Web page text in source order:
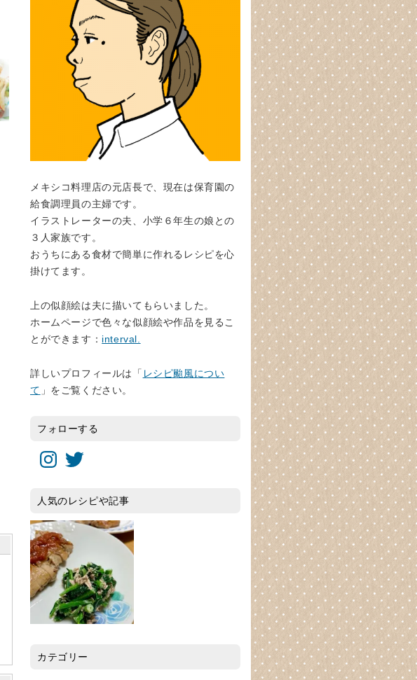
メキシコ料理店の元店長で、現在は保育園の
給食調理員の主婦です。
イラストレーターの夫、小学６年生の娘との
３人家族です。
おうちにある食材で簡単に作れるレシピを心
掛けてます。
上の似顔絵は夫に描いてもらいました。
ホームページで色々な似顔絵や作品を見るこ
とができます： interval.
詳しいプロフィールは「 レシピ颱風につい
て 」をご覧ください。
フォローする
Instagram
Twitter
人気のレシピや記事
カテゴリー